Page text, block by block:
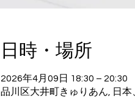
日時・場所
2026年4月09日 18:30 – 20:30
品川区大井町きゅりあん, 日